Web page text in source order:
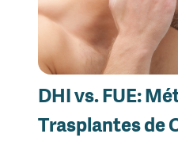
DHI vs. FUE:
Trasplantes de